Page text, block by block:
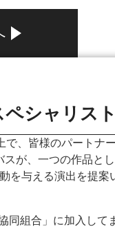
シャリスト
、皆様のパートナー
が、一つの作品とし
を与える演出を提案
同組合」に加入して